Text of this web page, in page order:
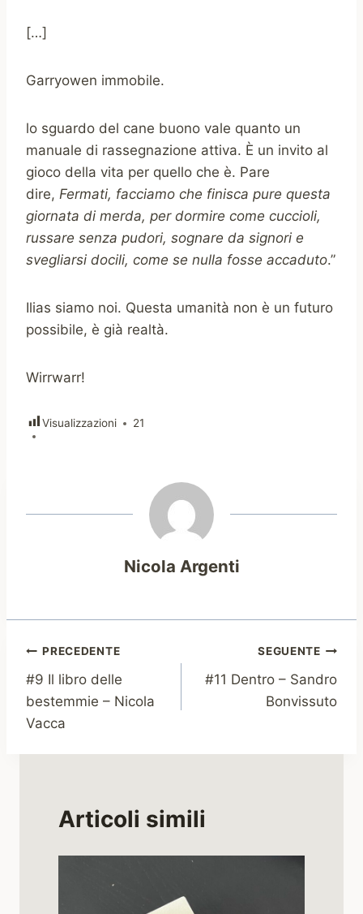
[…]
Garryowen immobile.
lo sguardo del cane buono vale quanto un
manuale di rassegnazione attiva. È un invito al
gioco della vita per quello che è. Pare
dire, Fermati, facciamo che finisca pure questa
giornata di merda, per dormire come cuccioli,
russare senza pudori, sognare da signori e
svegliarsi docili, come se nulla fosse accaduto.”
Ilias siamo noi. Questa umanità non è un futuro
possibile, è già realtà.
Wirrwarr!
Visualizzazioni 21
Nicola Argenti
Navigazione
articoli
PRECEDENTE
#9 Il libro delle
bestemmie – Nicola
Vacca
SEGUENTE
#11 Dentro – Sandro
Bonvissuto
Articoli simili